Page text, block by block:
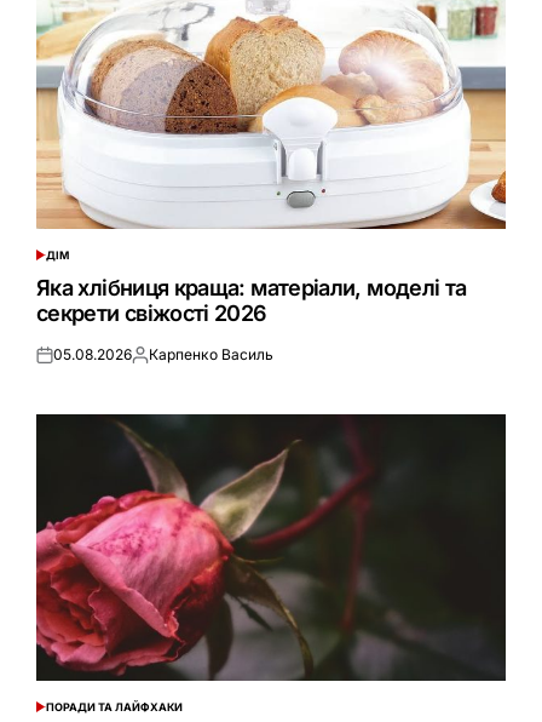
ОПУБЛІКУВАТИ
ДІМ
Яка хлібниця краща: матеріали, моделі та
секрети свіжості 2026
Оприлюднено
05.08.2026Опубліковано
Карпенко Василь
ОПУБЛІКУВАТИ
ПОРАДИ ТА ЛАЙФХАКИ